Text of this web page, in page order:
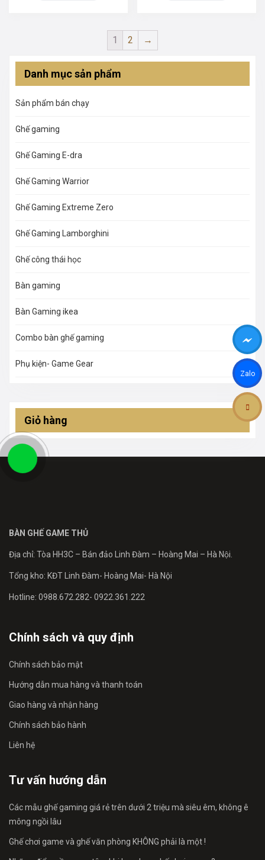
1 2 →
Danh mục sản phẩm
Sản phẩm bán chạy
Ghế gaming
Ghế Gaming E-dra
Ghế Gaming Warrior
Ghế Gaming Extreme Zero
Ghế Gaming Lamborghini
Ghế công thái học
Bàn gaming
Bàn Gaming ikea
Combo bàn ghế gaming
Phụ kiện- Game Gear
Giỏ hàng
BÀN GHẾ GAME THỦ
Địa chỉ: Tòa HH3C – Bán đảo Linh Đàm – Hoàng Mai – Hà Nội.
Tổng kho: KĐT Linh Đàm- Hoàng Mai- Hà Nội
Hotline: 0988.672.282- 0922.361.222
Chính sách và quy định
Chính sách bảo mật
Hướng dẫn mua hàng và thanh toán
Giao hàng và nhận hàng
Chính sách bảo hành
Liên hệ
Tư vấn hướng dẫn
Các mẫu ghế gaming giá rẻ trên dưới 2 triệu mà siêu êm, không ê
mông ngồi lâu
Ghế chơi game và ghế văn phòng KHÔNG phải là một !
Zalo